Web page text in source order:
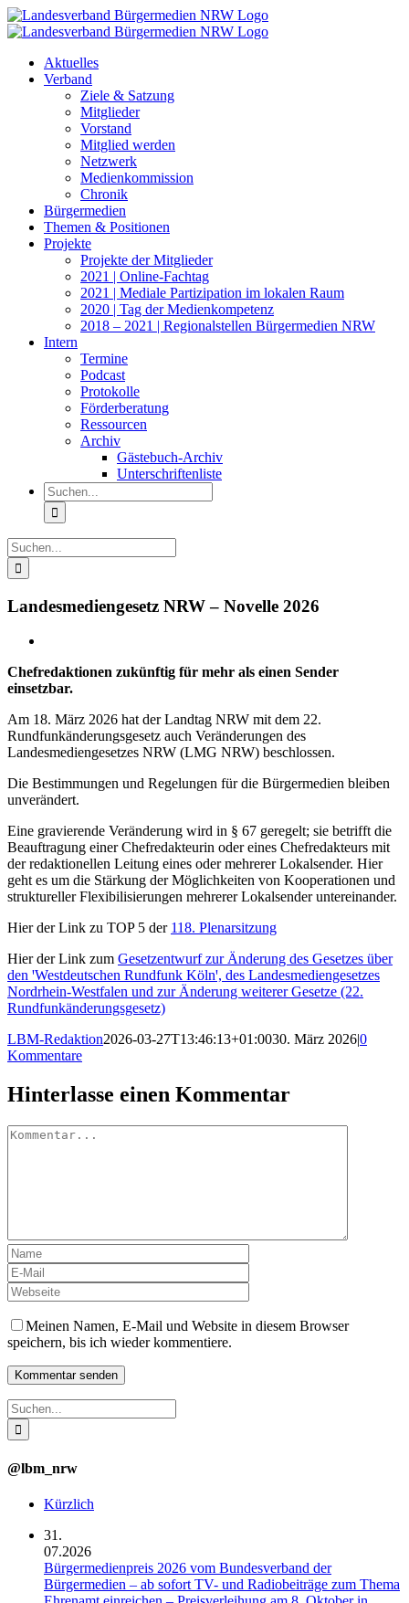
Zum
Inhalt
Aktuelles
Verband
Ziele & Satzung
Mitglieder
Vorstand
Mitglied werden
Netzwerk
Medienkommission
Chronik
Bürgermedien
Themen & Positionen
Projekte
Projekte der Mitglieder
2021 | Online-Fachtag
2021 | Mediale Partizipation im lokalen Raum
2020 | Tag der Medienkompetenz
2018 – 2021 | Regionalstellen Bürgermedien NRW
Intern
Termine
Podcast
Protokolle
Förderberatung
Ressourcen
Archiv
Gästebuch-Archiv
Unterschriftenliste
Suche
nach:
Suche
nach:
Landesmediengesetz NRW – Novelle 2026
Chefredaktionen zukünftig für mehr als einen Sender
einsetzbar.
Am 18. März 2026 hat der Landtag NRW mit dem 22.
Rundfunkänderungsgesetz auch Veränderungen des
Landesmediengesetzes NRW (LMG NRW) beschlossen.
Die Bestimmungen und Regelungen für die Bürgermedien bleiben
unverändert.
Eine gravierende Veränderung wird in § 67 geregelt; sie betrifft die
Beauftragung einer Chefredakteurin oder eines Chefredakteurs mit
der redaktionellen Leitung eines oder mehrerer Lokalsender. Hier
geht es um die Stärkung der Möglichkeiten von Kooperationen und
struktureller Flexibilisierungen mehrerer Lokalsender untereinander.
Hier der Link zu TOP 5 der 118. Plenarsitzung
Hier der Link zum Gesetzentwurf zur Änderung des Gesetzes über
den ꞌWestdeutschen Rundfunk Kölnꞌ, des Landesmediengesetzes
Nordrhein-Westfalen und zur Änderung weiterer Gesetze (22.
Rundfunkänderungsgesetz)
LBM-Redaktion2026-03-27T13:46:13+01:0030. März 2026|0
Kommentare
Hinterlasse einen Kommentar
Kommentar
Meinen Namen, E-Mail und Website in diesem Browser
speichern, bis ich wieder kommentiere.
Suche
nach:
@lbm_nrw
Kürzlich
31.
07.2026
Bürgermedienpreis 2026 vom Bundesverband der
Bürgermedien – ab sofort TV- und Radiobeiträge zum Thema